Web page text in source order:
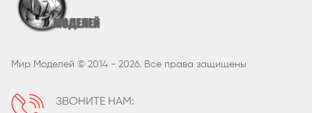
Мир Моделей © 2014 - 2026. Все права защищены
ЗВОНИТЕ НАМ: